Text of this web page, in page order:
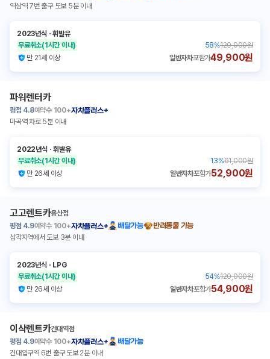
역삼역 7번 출구 도보 5분 이내
2023년식 ㆍ휘발유
무료취소(1시간 이내) 58%120,000원
만 21세 이상
일반자차포함가49,900원
파워렌터카
평점 4.8예약수 100+자차플러스+
마곡역 차로 5분 이내
2022년식 ㆍ휘발유
무료취소(1시간 이내) 13%61,000원
만 26세 이상
일반자차포함가52,900원
고고렌트카용산점
평점 4.9예약수 100+자차플러스+ 배달가능
반려동물 가능
삼각지역에서 도보 3분 이내
2023년식 ㆍ LPG
무료취소(1시간 이내) 54%120,000원
만 26세 이상
일반자차포함가54,900원
이삭렌트카건대역점
평점 4.9예약수 100+자차플러스+
배달가능
건대입구역 6번 출구 도보 2분 이내